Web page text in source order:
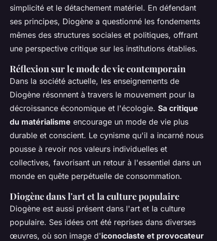
simplicité et le détachement matériel. En défendant
ses principes, Diogène a questionné les fondements
mêmes des structures sociales et politiques, offrant
une perspective critique sur les institutions établies.
Réflexion sur le mode de vie contemporain
Dans la société actuelle, les enseignements de
Diogène résonnent à travers le mouvement pour la
décroissance économique et l'écologie. Sa critique
du matérialisme encourage un mode de vie plus
durable et conscient. Le cynisme qu'il a incarné nous
pousse à revoir nos valeurs individuelles et
collectives, favorisant un retour à l'essentiel dans un
monde en quête perpétuelle de consommation.
Diogène dans l'art et la culture populaire
Diogène est aussi présent dans l'art et la culture
populaire. Ses idées ont été reprises dans diverses
œuvres, où son image d'iconoclaste et provocateur